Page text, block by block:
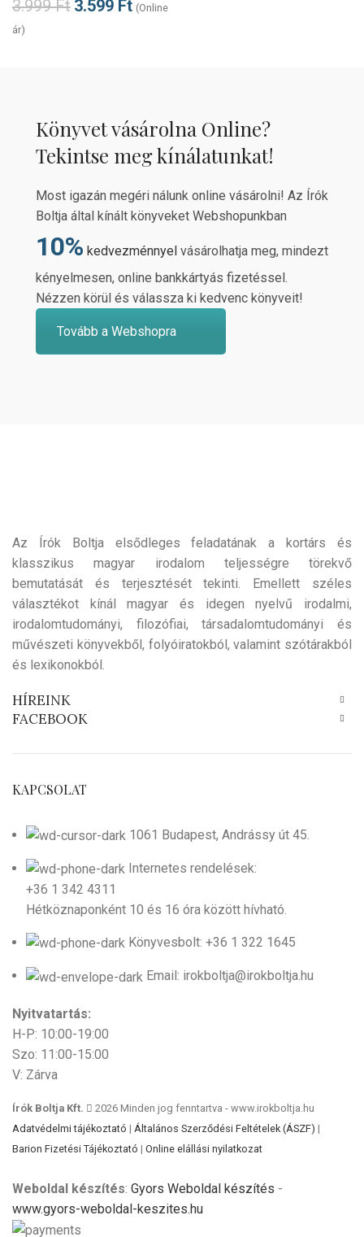
3.999Ft 3.599 Ft (Online
ár)
Könyvet vásárolna Online?
Tekintse meg kínálatunkat!
Most igazán megéri nálunk online vásárolni! Az Írók
Boltja által kínált könyveket Webshopunkban
10% kedvezménnyel vásárolhatja meg, mindezt
kényelmesen, online bankkártyás fizetéssel.
Nézzen körül és válassza ki kedvenc könyveit!
Tovább a Webshopra
Az Írók Boltja elsődleges feladatának a kortárs és
klasszikus magyar irodalom teljességre törekvő
bemutatását és terjesztését tekinti. Emellett széles
választékot kínál magyar és idegen nyelvű irodalmi,
irodalomtudományi, filozófiai, társadalomtudományi és
művészeti könyvekből, folyóiratokból, valamint szótárakból
és lexikonokból.
HÍREINK
FACEBOOK
KAPCSOLAT
1061 Budapest, Andrássy út 45.
Internetes rendelések:
+36 1 342 4311
Hétköznaponként 10 és 16 óra között hívható.
Könyvesbolt: +36 1 322 1645
Email: irokboltja@irokboltja.hu
Nyitvatartás:
H-P: 10:00-19:00
Szo: 11:00-15:00
V: Zárva
Írók Boltja Kft.
2026 Minden jog fenntartva - www.irokboltja.hu
Adatvédelmi tájékoztató | Általános Szerződési Feltételek (ÁSZF) |
Barion Fizetési Tájékoztató | Online elállási nyilatkozat
Weboldal készítés: Gyors Weboldal készítés -
www.gyors-weboldal-keszites.hu